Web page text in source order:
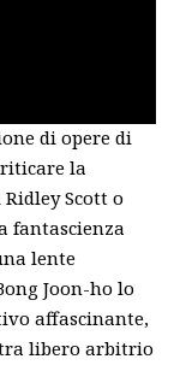
di opere di
la
Ridley Scott o
fantascienza
lente
Joon-ho lo
affascinante,
libero arbitrio